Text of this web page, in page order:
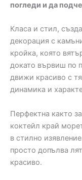
погледи и да
Класа и стил,
декорация с
кройка, която
докато вървиш по
движи красиво с
динамика и
Перфектна както
коктейл край
в стилно
просто допълва
красиво.